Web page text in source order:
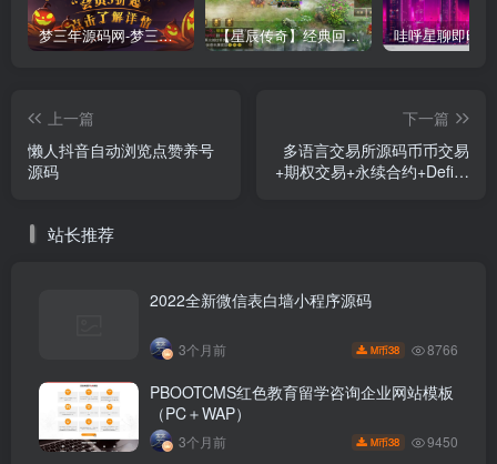
梦三年源码网-梦三年ym会员代理详情 【星辰传奇】经典回合制手游+安卓端+GM工具+详细搭建教程
上一篇
懒人抖音自动浏览点赞养号
源码
下一篇
多语言交易所源码币币交易
+期权交易+永续合约+Defi借
站长推荐
2022全新微信表白墙小程序源码
3个月前 M币38 8766
PBOOTCMS红色教育留学咨询企业网站模板
（PC＋WAP）
3个月前 M币38 9450